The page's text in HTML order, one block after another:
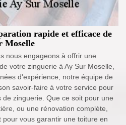
rapide et efficace de
Moselle
nous engageons à offrir une
votre zinguerie à Ay Sur Moselle,
d'expérience, notre équipe de
savoir-faire à votre service pour
zinguerie. Que ce soit pour une
ou une rénovation complète,
vous garantir une toiture en